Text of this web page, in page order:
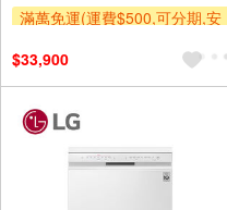
滿萬免運(運費$500,可分期,安
及使用6期以上分期0利率,需付
基本安裝運費)
贈壁掛架
$33,900